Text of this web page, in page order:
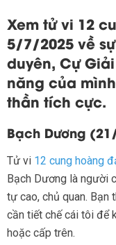
Xem tử vi 12
5/7/2025 về
duyên, Cự
năng của
thần tích cực.
Bạch Dương
Tử vi 12 cung hoàng
Bạch Dương là người
tự cao, chủ quan. Bạn
cần tiết chế cái tôi để
hoặc cấp trên.